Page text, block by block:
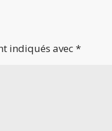
indiqués avec*